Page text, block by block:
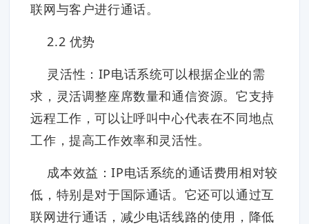
联网与客户进行通话。
2.2 优势
灵活性：IP电话系统可以根据企业的需
求，灵活调整座席数量和通信资源。它支持
远程工作，可以让呼叫中心代表在不同地点
工作，提高工作效率和灵活性。
成本效益：IP电话系统的通话费用相对较
低，特别是对于国际通话。它还可以通过互
联网进行通话，减少电话线路的使用，降低